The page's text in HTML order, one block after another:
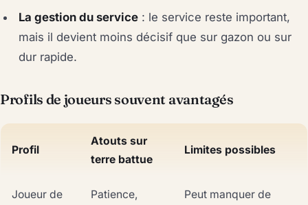
La gestion du service : le service reste important,
mais il devient moins décisif que sur gazon ou sur
dur rapide.
Profils de joueurs souvent avantagés
Profil
Atouts sur
terre battue
Limites possibles
Joueur de
Patience,
Peut manquer de